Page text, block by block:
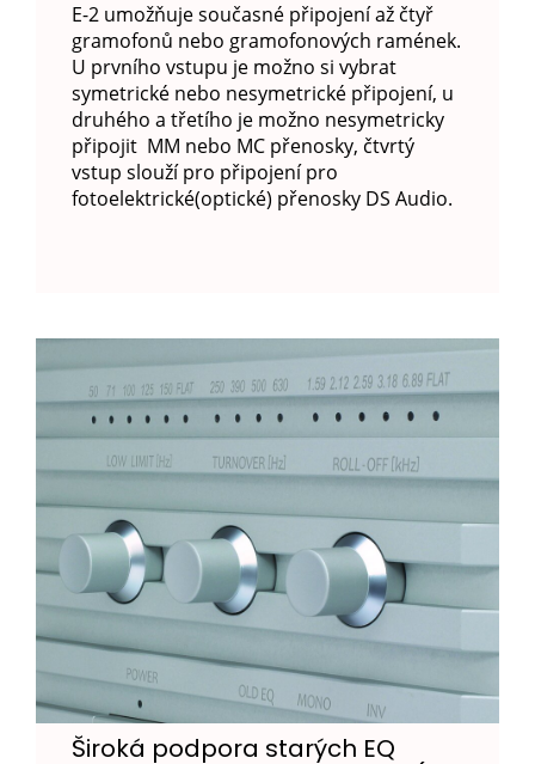
E-2 umožňuje současné připojení až čtyř
gramofonů nebo gramofonových ramének.
U prvního vstupu je možno si vybrat
symetrické nebo nesymetrické připojení, u
druhého a třetího je možno nesymetricky
připojit MM nebo MC přenosky, čtvrtý
vstup slouží pro připojení pro
fotoelektrické(optické) přenosky DS Audio.
Široká podpora starých EQ